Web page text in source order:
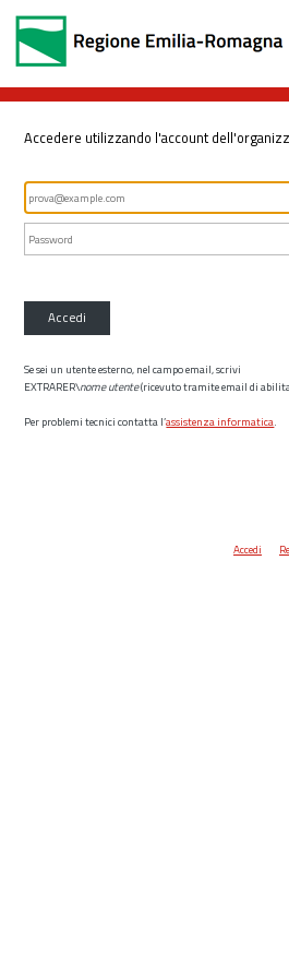
Accedere utilizzando l'account
Accedi
Se sei un utente esterno, nel campo email, scrivi
EXTRARER\nome utente(ricevuto tramite email di
Per problemi tecnici contatta l’assistenza informatica.
Accedi